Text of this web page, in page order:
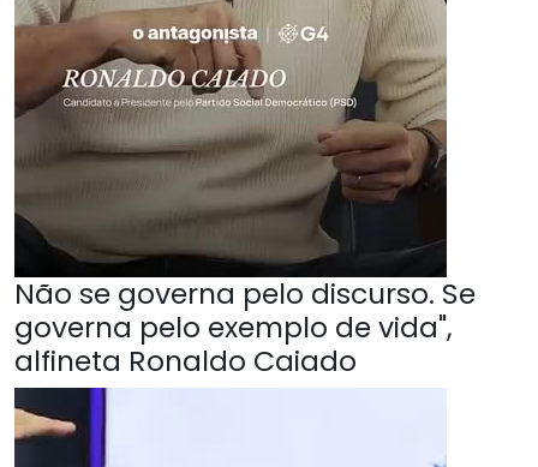
Não se governa pelo discurso. Se
governa pelo exemplo de vida",
alfineta Ronaldo Caiado